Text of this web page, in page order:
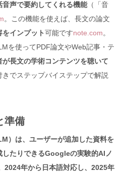
声で要約してくれる機能（「音
。この機能を使えば、長文の論文
インプット可能ですnote.com。
を使ってPDF論文やWeb記事・テ
が長文の学術コンテンツを聴いて
きでステップバイステップで解説
準備
）は、ユーザーが追加した資料を
たりできるGoogleの実験的AIノ
2024年から日本語対応し、2025年